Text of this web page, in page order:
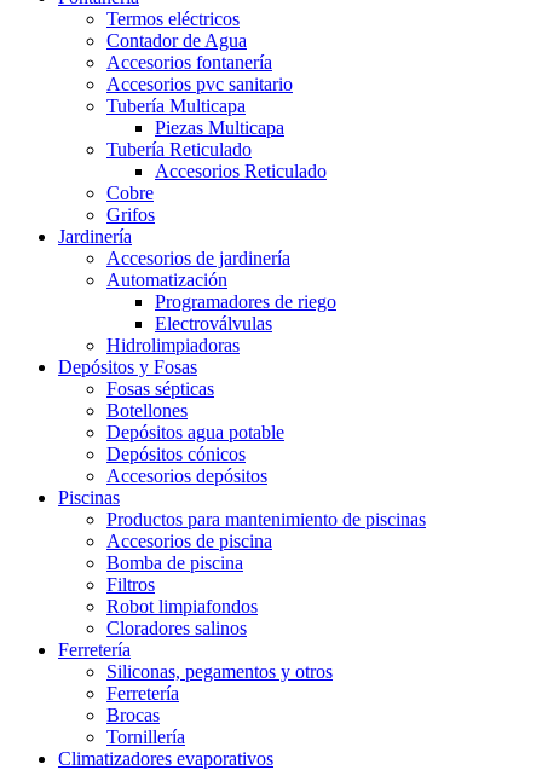
Termos eléctricos
Contador de Agua
Accesorios fontanería
Accesorios pvc sanitario
Tubería Multicapa
Piezas Multicapa
Tubería Reticulado
Accesorios Reticulado
Cobre
Grifos
Jardinería
Accesorios de jardinería
Automatización
Programadores de riego
Electroválvulas
Hidrolimpiadoras
Depósitos y Fosas
Fosas sépticas
Botellones
Depósitos agua potable
Depósitos cónicos
Accesorios depósitos
Piscinas
Productos para mantenimiento de piscinas
Accesorios de piscina
Bomba de piscina
Filtros
Robot limpiafondos
Cloradores salinos
Ferretería
Siliconas, pegamentos y otros
Ferretería
Brocas
Tornillería
Climatizadores evaporativos